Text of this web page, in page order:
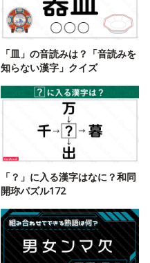
「皿」の音読みは？「音読みを
知らない漢字」クイズ
「？」に入る漢字はなに？和同
開珎パズル172